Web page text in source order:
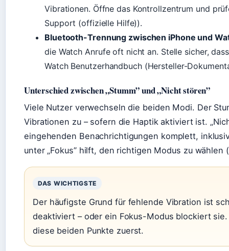
Vibrationen. Öffne das Kontrollzentrum und
Support (offizielle Hilfe)).
Bluetooth-Trennung zwischen iPhone und
die Watch Anrufe oft nicht an. Stelle sicher,
Watch Benutzerhandbuch (Hersteller-
Unterschied zwischen „Stumm” und „Nicht stören”
Viele Nutzer verwechseln die beiden Modi. Der
Vibrationen zu – sofern die Haptik aktiviert ist.
eingehenden Benachrichtigungen komplett,
unter „Fokus” hilft, den richtigen Modus zu
DAS WICHTIGSTE
Der häufigste Grund für fehlende Vibration ist
deaktiviert – oder ein Fokus-Modus blockiert
diese beiden Punkte zuerst.